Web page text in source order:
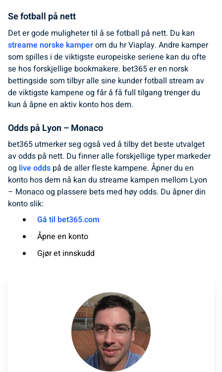
Se fotball på nett
Det er gode muligheter til å se fotball på nett. Du kan
streame norske kamperom du hr Viaplay. Andre kamper
som spilles i de viktigste europeiske seriene kan du ofte
se hos forskjellige bookmakere. bet365 er en norsk
bettingside som tilbyr alle sine kunder fotball stream av
de viktigste kampene og får å få full tilgang trenger du
kun å åpne en aktiv konto hos dem.
Odds på Lyon – Monaco
bet365 utmerker seg også ved å tilby det beste utvalget
av odds på nett. Du finner alle forskjellige typer markeder
og live odds på de aller fleste kampene. Åpner du en
konto hos dem nå kan du streame kampen mellom Lyon
– Monaco og plassere bets med høy odds. Du åpner din
konto slik:
Gå til bet365.com
Åpne en konto
Gjør et innskudd